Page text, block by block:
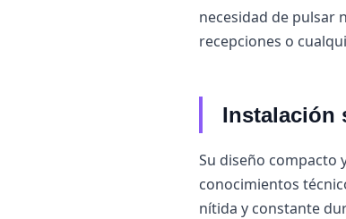
necesidad de pulsar
recepciones o
Instalación
Su diseño compacto
conocimientos
nítida y constante